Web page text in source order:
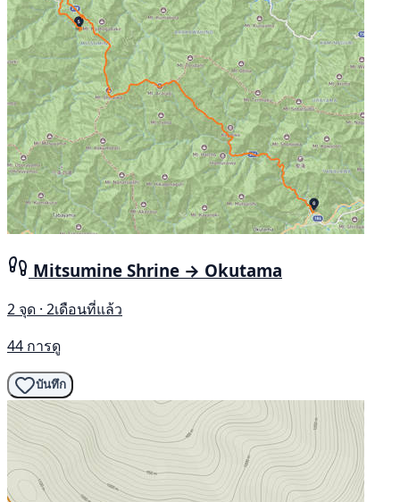
Mitsumine Shrine → Okutama
2 จุด · 2เดือนที่แล้ว
44 การดู
บันทึก